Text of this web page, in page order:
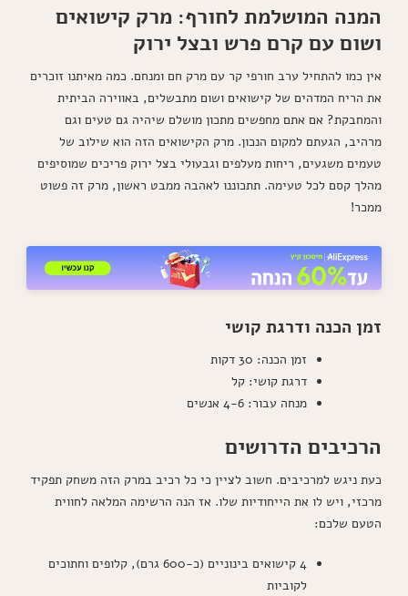
קרם
פרש
שיעשה
לכם
המנה המושלמת לחורף: מרק קישואים
ושום עם קרם פרש ובצל ירוק
אין כמו להתחיל ערב חורפי קר עם מרק חם ומנחם. כמה מאיתנו זוכרים
את הריח המדהים של קישואים ושום מתבשלים, באווירה הביתית
והמחבקת? אם אתם מחפשים מתכון מושלם שיהיה גם טעים וגם
מרהיב, הגעתם למקום הנכון. מרק הקישואים הזה הוא שילוב של
טעמים משגעים, ריחות מעלפים וגבעולי בצל ירוק פריכים שמוסיפים
מהלך קסם לכל טעימה. תתכוננו לאהבה ממבט ראשון, מרק זה פשוט
ממכר!
זמן הכנה ודרגת קושי
זמן הכנה: 30 דקות
דרגת קושי: קל
מנחה עבור: 4-6 אנשים
הרכיבים הדרושים
כעת ניגש למרכיבים. חשוב לציין כי כל רכיב במרק הזה משחק תפקיד
מרכזי, ויש לו את הייחודיות שלו. אז הנה הרשימה המלאה לחווית
הטעם שלכם:
4 קישואים בינוניים (כ-600 גרם), קלופים וחתוכים
לקוביות